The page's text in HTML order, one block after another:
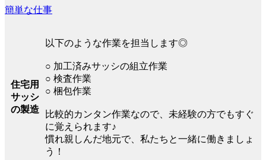
簡単な仕事
住宅用
サッシ
の製造
以下のような作業を担当します◎
○ 加工済みサッシの組立作業
○ 検査作業
○ 梱包作業
比較的カンタン作業なので、未経験の方でもすぐ
に覚えられます♪
慣れ親しんだ地元で、私たちと一緒に働きましょ
う！